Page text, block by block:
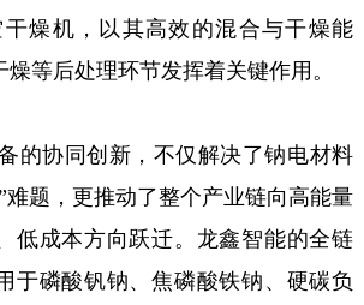
燥机，以其高效的混合与干燥能
等后处理环节发挥着关键作用。
协同创新，不仅解决了钠电材料
难题，更推动了整个产业链向高能量
低成本方向跃迁。龙鑫智能的全链
于磷酸钒钠、焦磷酸铁钠、硬碳负